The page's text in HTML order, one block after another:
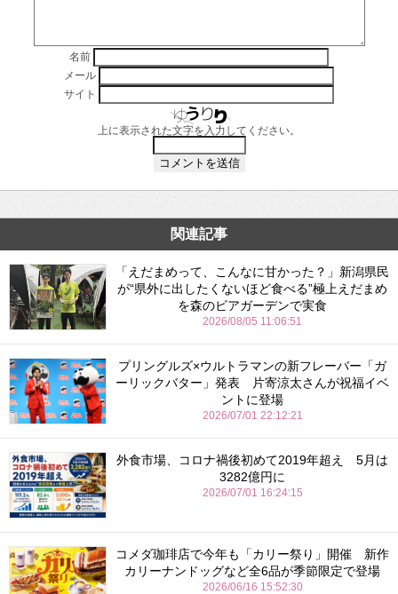
名前
メール
サイト
上に表示された文字を入力してください。
関連記事
「えだまめって、こんなに甘かった？」新潟県民
が“県外に出したくないほど食べる”極上えだまめ
を森のビアガーデンで実食
2026/08/05 11:06:51
プリングルズ×ウルトラマンの新フレーバー「ガ
ーリックバター」発表 片寄涼太さんが祝福イベ
ントに登場
2026/07/01 22:12:21
外食市場、コロナ禍後初めて2019年超え 5月は
3282億円に
2026/07/01 16:24:15
コメダ珈琲店で今年も「カリー祭り」開催 新作
カリーナンドッグなど全6品が季節限定で登場
2026/06/16 15:52:30